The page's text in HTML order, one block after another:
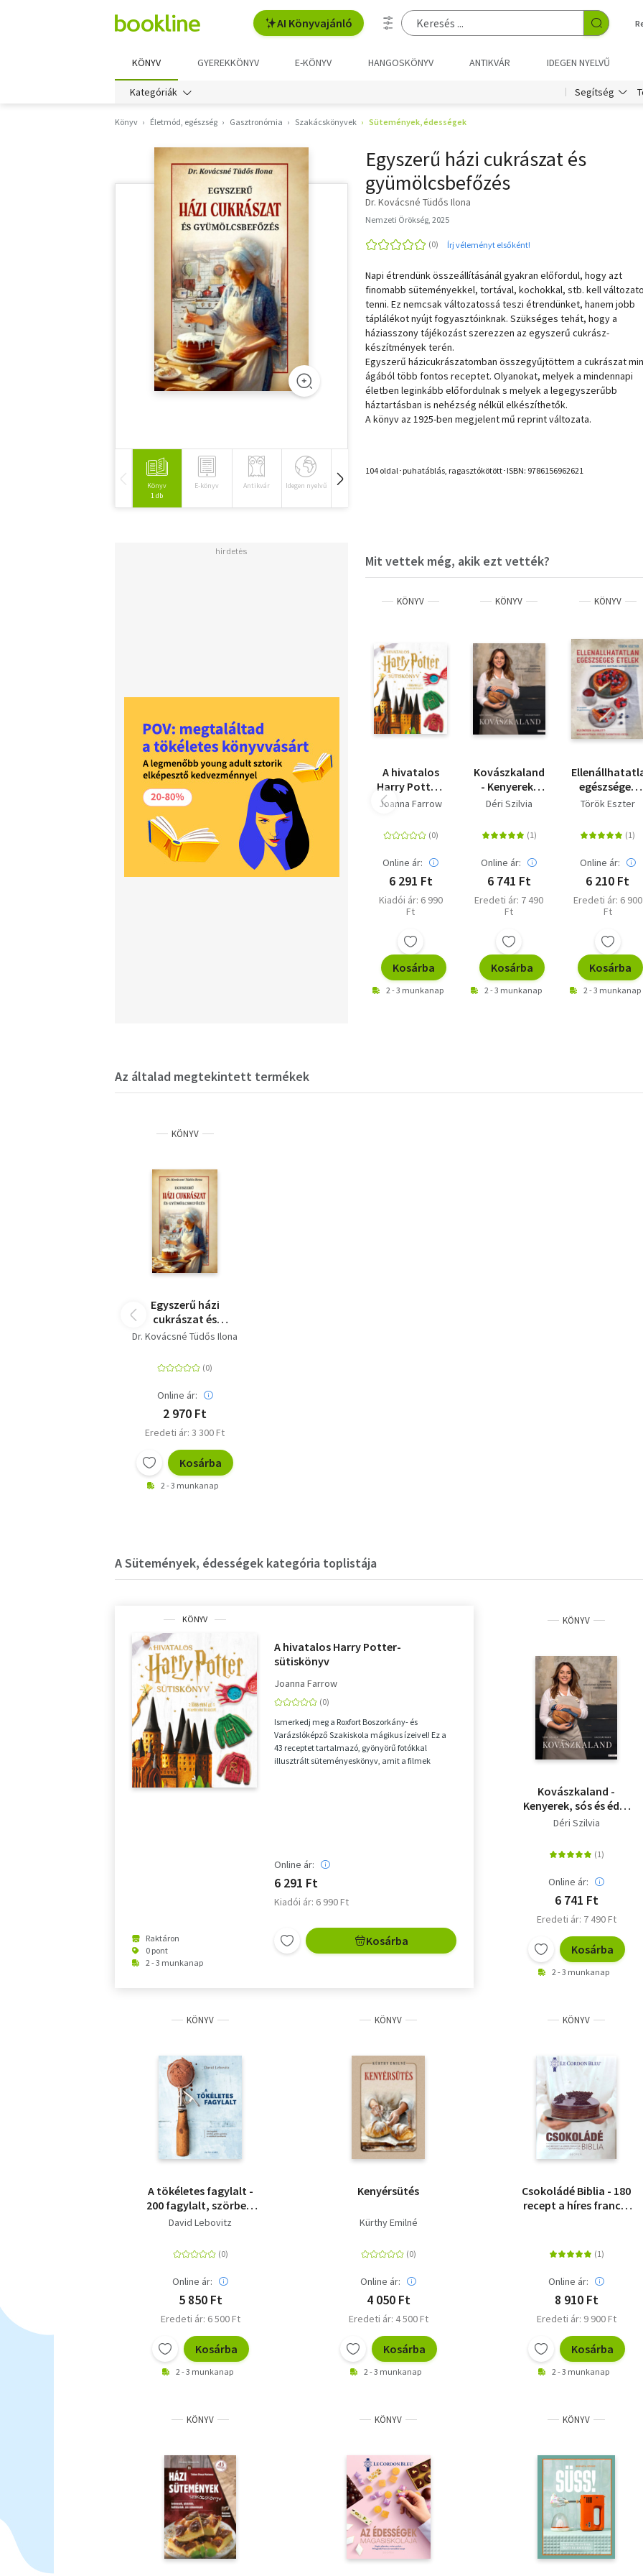
AI Könyvajánló
KÖNYV GYEREKKÖNYV E-KÖNYV HANGOSKÖNYV ANTIKVÁR IDEGEN NYELVŰ
Kategóriák Segítség
Könyv Életmód, egészség Gasztronómia Szakácskönyvek Sütemények, édességek
Könyv
1 db
E-könyv Antikvár Idegen nyelvű Hangoskönyv
Egyszerű házi cukrászat és
gyümölcsbefőzés
Dr. Kovácsné Tüdős Ilona
Nemzeti Örökség, 2025
Írj véleményt elsőként!
Napi étrendünk összeállításánál gyakran előfordul, hogy azt
finomabb süteményekkel, tortával, kochokkal, stb. kell
tenni. Ez nemcsak változatossá teszi étrendünket, hanem jobb
táplálékot nyújt fogyasztóinknak. Szükséges tehát, hogy a
háziasszony tájékozást szerezzen az egyszerű cukrász-
készítmények terén.
Egyszerű házicukrászatomban összegyűjtöttem a cukrászat
ágából több fontos receptet. Olyanokat, melyek a mindennapi
életben leginkább előfordulnak s melyek a legegyszerűbb
háztartásban is nehézség nélkül elkészíthetők.
A könyv az 1925-ben megjelent mű reprint változata.
104 oldal･puhatáblás, ragasztókötött･ISBN: 9786156962621
Mit vettek még, akik ezt vették?
KÖNYV
A hivatalos
Harry Potter-
sütiskönyv
Joanna Farrow
Online ár:
6 291 Ft
Kiadói ár: 6 990
Ft
Kosárba
2 - 3 munkanap
KÖNYV
Kovászkaland
- Kenyerek,
sós és édes
természetesen
Déri Szilvia
Online ár:
6 741 Ft
Eredeti ár: 7 490
Ft
Kosárba
2 - 3 munkanap
KÖNYV
egészséges
ételek -
rostban
gazdag
receptek
Török Eszter
Online ár:
6 210 Ft
Eredeti ár: 6 900
Ft
Kosárba
2 - 3 munkanap
Az általad megtekintett termékek
KÖNYV
Egyszerű házi
cukrászat és
gyümölcsbefőzés
Dr. Kovácsné Tüdős Ilona
Online ár:
2 970 Ft
Eredeti ár: 3 300 Ft
Kosárba
2 - 3 munkanap
A Sütemények, édességek kategória toplistája
KÖNYV
Raktáron
0 pont
2 - 3 munkanap
A hivatalos Harry Potter-
sütiskönyv
Joanna Farrow
Ismerkedj meg a Roxfort Boszorkány- és
Varázslóképző Szakiskola mágikus ízeivel! Ez a
43 receptet tartalmazó, gyönyörű fotókkal
illusztrált süteményeskönyv, amit a filmek
Online ár:
6 291 Ft
Kiadói ár: 6 990 Ft
Kosárba
KÖNYV
Kovászkaland -
Kenyerek, sós és édes
sütemények
Déri Szilvia
Online ár:
6 741 Ft
Eredeti ár: 7 490 Ft
Kosárba
2 - 3 munkanap
KÖNYV
A tökéletes fagylalt -
200 fagylalt, szörbet,
gelato, granita, és
David Lebovitz
Online ár:
5 850 Ft
Eredeti ár: 6 500 Ft
Kosárba
2 - 3 munkanap
KÖNYV
Kenyérsütés
Kürthy Emilné
Online ár:
4 050 Ft
Eredeti ár: 4 500 Ft
Kosárba
2 - 3 munkanap
KÖNYV
Csokoládé Biblia - 180
recept a híres francia
Online ár:
8 910 Ft
Eredeti ár: 9 900 Ft
Kosárba
2 - 3 munkanap
KÖNYV KÖNYV KÖNYV